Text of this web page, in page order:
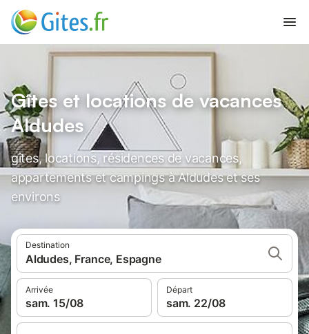
Gîtes et locations de vacances
Aldudes
gîtes, locations, résidences de vacances,
appartements et campings à Aldudes et ses
environs
Destination
Aldudes, France, Espagne
Arrivée
sam. 15/08
Départ
sam. 22/08